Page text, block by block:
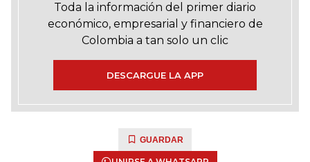
Toda la información del primer diario
económico, empresarial y financiero de
Colombia a tan solo un clic
DESCARGUE LA APP
GUARDAR